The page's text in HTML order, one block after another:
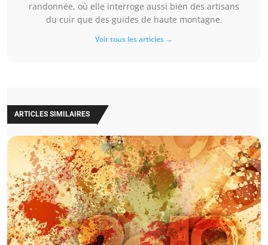
randonnée, où elle interroge aussi bien des artisans
du cuir que des guides de haute montagne.
Voir tous les articles →
ARTICLES SIMILAIRES